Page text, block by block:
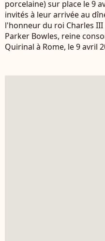
porcelaine) sur place le 9
invités à leur arrivée au
l'honneur du roi Charles
Parker Bowles, reine
Quirinal à Rome, le 9 avril